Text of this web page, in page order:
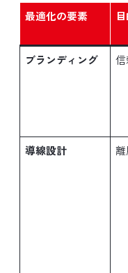
最適化の要素
ブランディング
導線設計